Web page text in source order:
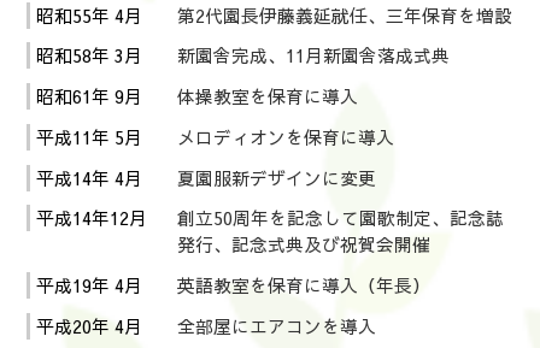
昭和55年 4月
第2代園長伊藤義延就任、三年保育を増設
昭和58年 3月
新園舎完成、11月新園舎落成式典
昭和61年 9月
体操教室を保育に導入
平成11年 5月
メロディオンを保育に導入
平成14年 4月
夏園服新デザインに変更
平成14年12月
創立50周年を記念して園歌制定、記念誌
発行、記念式典及び祝賀会開催
平成19年 4月
英語教室を保育に導入（年長）
平成20年 4月
全部屋にエアコンを導入